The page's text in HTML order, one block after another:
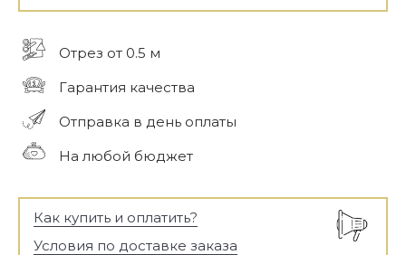
Отрез от 0.5 м
Гарантия качества
Отправка в день оплаты
На любой бюджет
Как купить и оплатить?
Условия по доставке заказа